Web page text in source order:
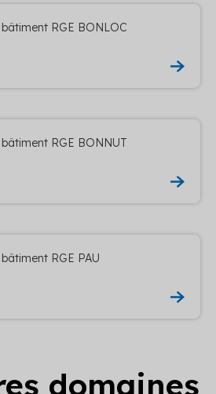
RGE BONLOC
RGE BONNUT
RGE PAU
domaines